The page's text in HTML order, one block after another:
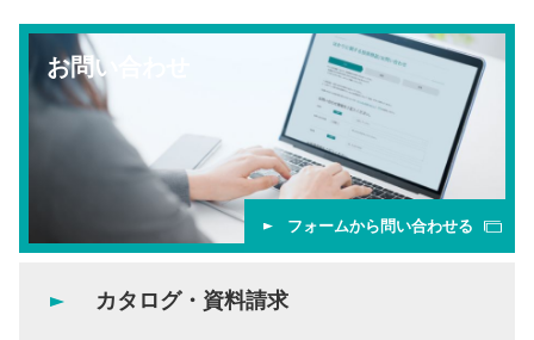
お問い合わせ
フォームから問い合わせる
カタログ・資料請求